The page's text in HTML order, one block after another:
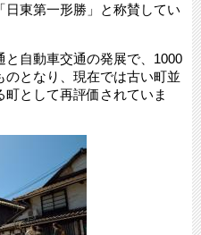
東第一形勝」と称賛してい
自動車交通の発展で、1000
となり、現在では古い町並
として再評価されていま